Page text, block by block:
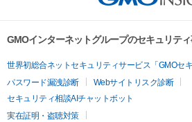
GMOインターネットグループのセキュリテ
世界初総合ネットセキュリティサービス「GMOセキ
パスワード漏洩診断
Webサイトリスク診断
セキュリティ相談AIチャットボット
実在証明・盗聴対策